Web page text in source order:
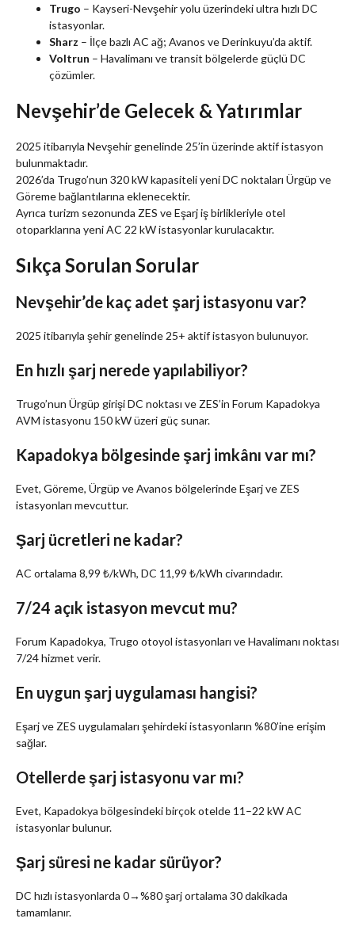
Trugo – Kayseri-Nevşehir yolu üzerindeki ultra hızlı DC
istasyonlar.
Sharz – İlçe bazlı AC ağ; Avanos ve Derinkuyu’da aktif.
Voltrun – Havalimanı ve transit bölgelerde güçlü DC
çözümler.
Nevşehir’de Gelecek & Yatırımlar
2025 itibarıyla Nevşehir genelinde 25’in üzerinde aktif istasyon
bulunmaktadır.
2026’da Trugo’nun 320 kW kapasiteli yeni DC noktaları Ürgüp ve
Göreme bağlantılarına eklenecektir.
Ayrıca turizm sezonunda ZES ve Eşarj iş birlikleriyle otel
otoparklarına yeni AC 22 kW istasyonlar kurulacaktır.
Sıkça Sorulan Sorular
Nevşehir’de kaç adet şarj istasyonu var?
2025 itibarıyla şehir genelinde 25+ aktif istasyon bulunuyor.
En hızlı şarj nerede yapılabiliyor?
Trugo’nun Ürgüp girişi DC noktası ve ZES’in Forum Kapadokya
AVM istasyonu 150 kW üzeri güç sunar.
Kapadokya bölgesinde şarj imkânı var mı?
Evet, Göreme, Ürgüp ve Avanos bölgelerinde Eşarj ve ZES
istasyonları mevcuttur.
Şarj ücretleri ne kadar?
AC ortalama 8,99 ₺/kWh, DC 11,99 ₺/kWh civarındadır.
7/24 açık istasyon mevcut mu?
Forum Kapadokya, Trugo otoyol istasyonları ve Havalimanı noktası
7/24 hizmet verir.
En uygun şarj uygulaması hangisi?
Eşarj ve ZES uygulamaları şehirdeki istasyonların %80’ine erişim
sağlar.
Otellerde şarj istasyonu var mı?
Evet, Kapadokya bölgesindeki birçok otelde 11–22 kW AC
istasyonlar bulunur.
Şarj süresi ne kadar sürüyor?
DC hızlı istasyonlarda 0→%80 şarj ortalama 30 dakikada
tamamlanır.